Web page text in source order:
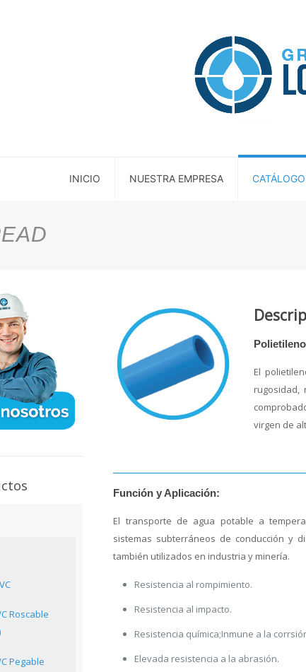
INICIO NUESTRA EMPRESA CATÁLOGO
El
virgen de
Función y Aplicación:
El transporte de agua potable a
sistemas subterráneos de conducción y
también utilizados en industria y minería.
Resistencia al rompimiento.
Resistencia al impacto.
Resistencia química;Inmune a la
Elevada resistencia a la abrasión.
Roscable
Pegable